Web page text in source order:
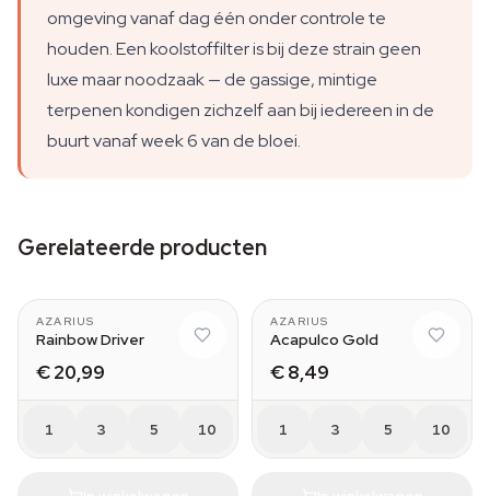
omgeving vanaf dag één onder controle te
houden. Een koolstoffilter is bij deze strain geen
luxe maar noodzaak — de gassige, mintige
terpenen kondigen zichzelf aan bij iedereen in de
buurt vanaf week 6 van de bloei.
Gerelateerde producten
AZARIUS
Rainbow Driver
€ 20,99
1 3 5 10
AZARIUS
Acapulco Gold
€ 8,49
1 3 5 10